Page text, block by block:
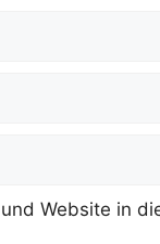
Website in